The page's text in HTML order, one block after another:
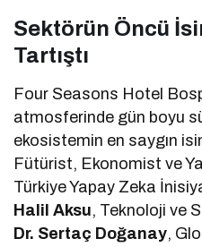
Sektörün Öncü
Tartıştı
Four Seasons Hotel
atmosferinde gün boyu
ekosistemin en saygın
Fütürist, Ekonomist ve
Türkiye Yapay Zeka
Halil Aksu, Teknoloji ve
Dr. Sertaç Doğanay,